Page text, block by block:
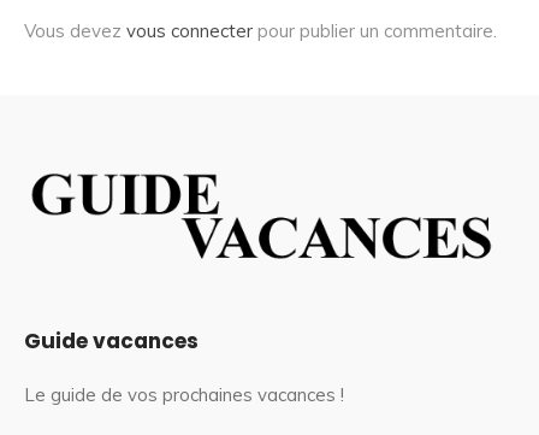
Vous devez vous connecter pour publier un commentaire.
Guide vacances
Le guide de vos prochaines vacances !